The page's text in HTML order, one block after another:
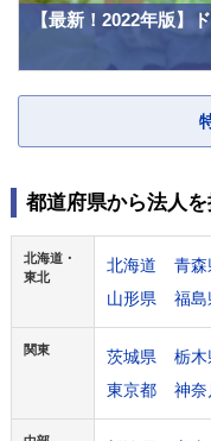
【最新！2022年版】
都道府県から法人
北海道・
東北
北海道 青森
山形県
福島
関東 茨城県 栃木
東京都
神奈